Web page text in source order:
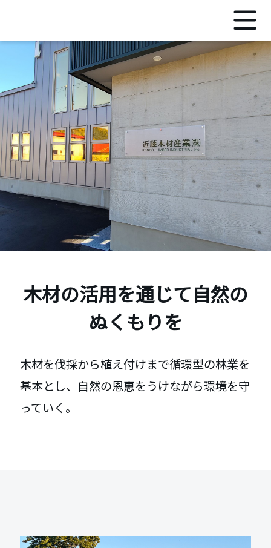
木材の活用を通じて自然の
ぬくもりを
木材を伐採から植え付けまで循環型の林業を
基本とし、自然の恩恵をうけながら環境を守
っていく。